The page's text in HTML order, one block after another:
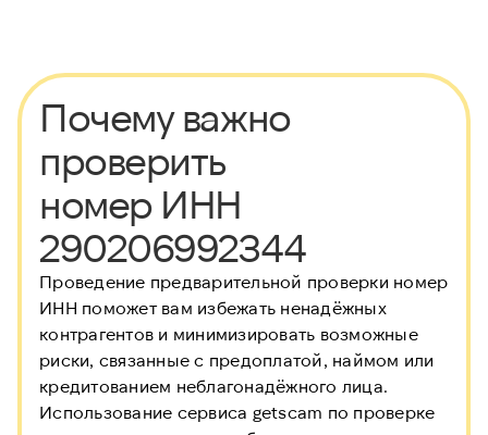
Почему важно
проверить
номер ИНН
290206992344
Проведение предварительной проверки номер
ИНН поможет вам избежать ненадёжных
контрагентов и минимизировать возможные
риски, связанные с предоплатой, наймом или
кредитованием неблагонадёжного лица.
Использование сервиса getscam по проверке